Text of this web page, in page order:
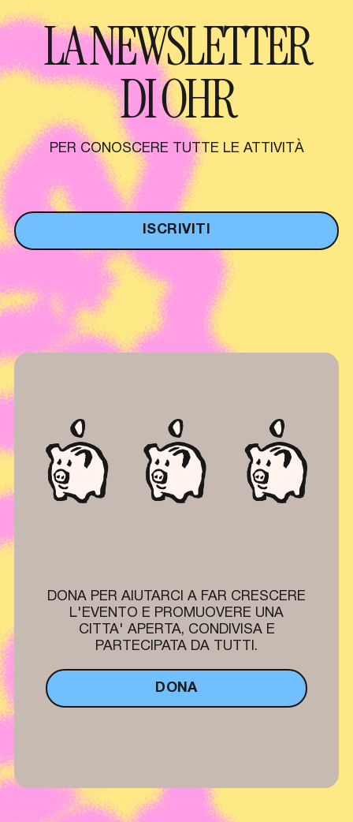
LA NEWSLETTER
DI OHR
PER CONOSCERE TUTTE LE ATTIVITÀ
ISCRIVITI
DONA PER AIUTARCI A FAR CRESCERE
L'EVENTO E PROMUOVERE UNA
CITTA' APERTA, CONDIVISA E
PARTECIPATA DA TUTTI.
DONA